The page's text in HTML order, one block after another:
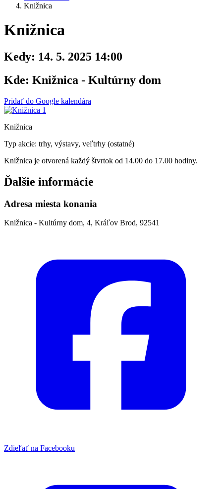
Knižnica
Knižnica
Kedy: 14. 5. 2025 14:00
Kde: Knižnica - Kultúrny dom
Pridať do Google kalendára
Knižnica
Typ akcie: trhy, výstavy, veľtrhy (ostatné)
Knižnica je otvorená každý štvrtok od 14.00 do 17.00 hodiny.
Ďalšie informácie
Adresa miesta konania
Knižnica - Kultúrny dom, 4, Kráľov Brod, 92541
Zdieľať na Facebooku